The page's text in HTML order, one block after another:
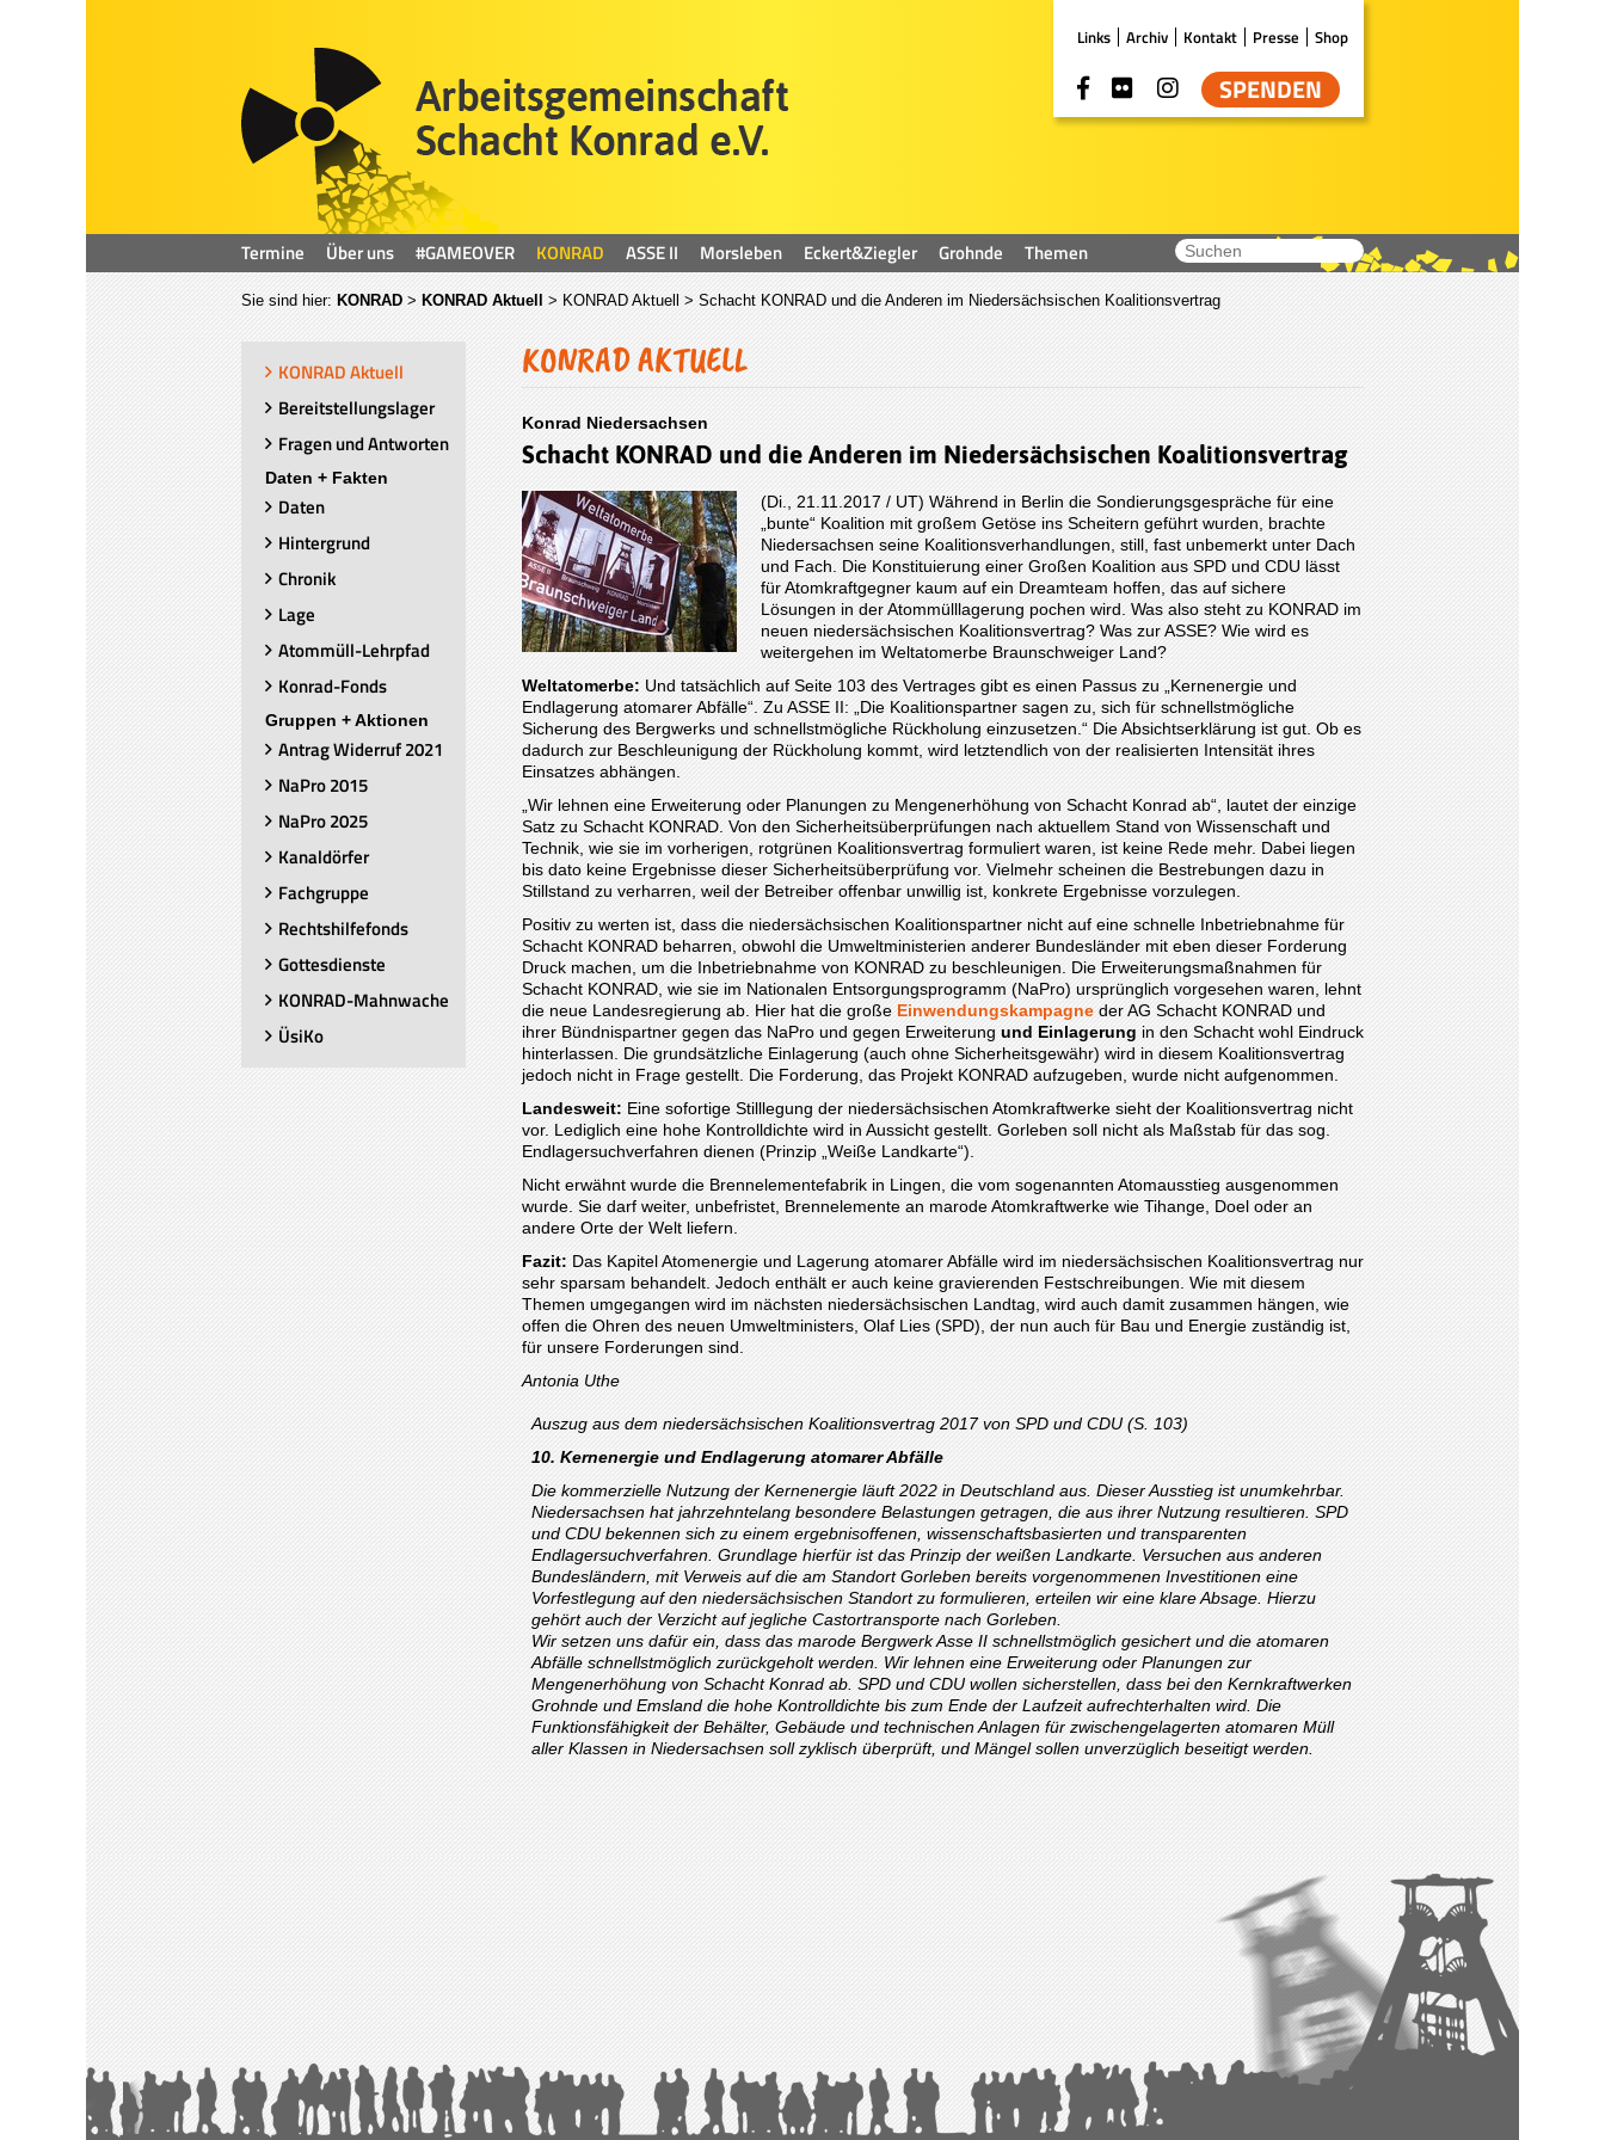
Links Archiv Kontakt Presse Shop
SPENDEN
Termine Über uns #GAMEOVER KONRAD ASSE II Morsleben Eckert&Ziegler Grohnde Themen
Sie sind hier: KONRAD > KONRAD Aktuell > KONRAD Aktuell > Schacht KONRAD und die Anderen im Niedersächsischen Koalitionsvertrag
KONRAD Aktuell
Bereitstellungslager
Fragen und Antworten
Daten + Fakten
Daten
Hintergrund
Chronik
Lage
Atommüll-Lehrpfad
Konrad-Fonds
Gruppen + Aktionen
Antrag Widerruf 2021
NaPro 2015
NaPro 2025
Kanaldörfer
Fachgruppe
Rechtshilfefonds
Gottesdienste
KONRAD-Mahnwache
ÜsiKo
KONRAD AKTUELL
Konrad Niedersachsen
Schacht KONRAD und die Anderen im Niedersächsischen Koalitionsvertrag
(Di., 21.11.2017 / UT) Während in Berlin die Sondierungsgespräche für eine
„bunte“ Koalition mit großem Getöse ins Scheitern geführt wurden, brachte
Niedersachsen seine Koalitionsverhandlungen, still, fast unbemerkt unter Dach
und Fach. Die Konstituierung einer Großen Koalition aus SPD und CDU lässt
für Atomkraftgegner kaum auf ein Dreamteam hoffen, das auf sichere
Lösungen in der Atommülllagerung pochen wird. Was also steht zu KONRAD im
neuen niedersächsischen Koalitionsvertrag? Was zur ASSE? Wie wird es
weitergehen im Weltatomerbe Braunschweiger Land?
Weltatomerbe: Und tatsächlich auf Seite 103 des Vertrages gibt es einen Passus zu „Kernenergie und
Endlagerung atomarer Abfälle“. Zu ASSE II: „Die Koalitionspartner sagen zu, sich für schnellstmögliche
Sicherung des Bergwerks und schnellstmögliche Rückholung einzusetzen.“ Die Absichtserklärung ist gut. Ob es
dadurch zur Beschleunigung der Rückholung kommt, wird letztendlich von der realisierten Intensität ihres
Einsatzes abhängen.
„Wir lehnen eine Erweiterung oder Planungen zu Mengenerhöhung von Schacht Konrad ab“, lautet der einzige
Satz zu Schacht KONRAD. Von den Sicherheitsüberprüfungen nach aktuellem Stand von Wissenschaft und
Technik, wie sie im vorherigen, rotgrünen Koalitionsvertrag formuliert waren, ist keine Rede mehr. Dabei liegen
bis dato keine Ergebnisse dieser Sicherheitsüberprüfung vor. Vielmehr scheinen die Bestrebungen dazu in
Stillstand zu verharren, weil der Betreiber offenbar unwillig ist, konkrete Ergebnisse vorzulegen.
Positiv zu werten ist, dass die niedersächsischen Koalitionspartner nicht auf eine schnelle Inbetriebnahme für
Schacht KONRAD beharren, obwohl die Umweltministerien anderer Bundesländer mit eben dieser Forderung
Druck machen, um die Inbetriebnahme von KONRAD zu beschleunigen. Die Erweiterungsmaßnahmen für
Schacht KONRAD, wie sie im Nationalen Entsorgungsprogramm (NaPro) ursprünglich vorgesehen waren, lehnt
die neue Landesregierung ab. Hier hat die große Einwendungskampagne der AG Schacht KONRAD und
ihrer Bündnispartner gegen das NaPro und gegen Erweiterung und Einlagerung in den Schacht wohl Eindruck
hinterlassen. Die grundsätzliche Einlagerung (auch ohne Sicherheitsgewähr) wird in diesem Koalitionsvertrag
jedoch nicht in Frage gestellt. Die Forderung, das Projekt KONRAD aufzugeben, wurde nicht aufgenommen.
Landesweit: Eine sofortige Stilllegung der niedersächsischen Atomkraftwerke sieht der Koalitionsvertrag nicht
vor. Lediglich eine hohe Kontrolldichte wird in Aussicht gestellt. Gorleben soll nicht als Maßstab für das sog.
Endlagersuchverfahren dienen (Prinzip „Weiße Landkarte“).
Nicht erwähnt wurde die Brennelementefabrik in Lingen, die vom sogenannten Atomausstieg ausgenommen
wurde. Sie darf weiter, unbefristet, Brennelemente an marode Atomkraftwerke wie Tihange, Doel oder an
andere Orte der Welt liefern.
Fazit: Das Kapitel Atomenergie und Lagerung atomarer Abfälle wird im niedersächsischen Koalitionsvertrag nur
sehr sparsam behandelt. Jedoch enthält er auch keine gravierenden Festschreibungen. Wie mit diesem
Themen umgegangen wird im nächsten niedersächsischen Landtag, wird auch damit zusammen hängen, wie
offen die Ohren des neuen Umweltministers, Olaf Lies (SPD), der nun auch für Bau und Energie zuständig ist,
für unsere Forderungen sind.
Antonia Uthe
Auszug aus dem niedersächsischen Koalitionsvertrag 2017 von SPD und CDU (S. 103)
10. Kernenergie und Endlagerung atomarer Abfälle
Die kommerzielle Nutzung der Kernenergie läuft 2022 in Deutschland aus. Dieser Ausstieg ist unumkehrbar.
Niedersachsen hat jahrzehntelang besondere Belastungen getragen, die aus ihrer Nutzung resultieren. SPD
und CDU bekennen sich zu einem ergebnisoffenen, wissenschaftsbasierten und transparenten
Endlagersuchverfahren. Grundlage hierfür ist das Prinzip der weißen Landkarte. Versuchen aus anderen
Bundesländern, mit Verweis auf die am Standort Gorleben bereits vorgenommenen Investitionen eine
Vorfestlegung auf den niedersächsischen Standort zu formulieren, erteilen wir eine klare Absage. Hierzu
gehört auch der Verzicht auf jegliche Castortransporte nach Gorleben.
Wir setzen uns dafür ein, dass das marode Bergwerk Asse II schnellstmöglich gesichert und die atomaren
Abfälle schnellstmöglich zurückgeholt werden. Wir lehnen eine Erweiterung oder Planungen zur
Mengenerhöhung von Schacht Konrad ab. SPD und CDU wollen sicherstellen, dass bei den Kernkraftwerken
Grohnde und Emsland die hohe Kontrolldichte bis zum Ende der Laufzeit aufrechterhalten wird. Die
Funktionsfähigkeit der Behälter, Gebäude und technischen Anlagen für zwischengelagerten atomaren Müll
aller Klassen in Niedersachsen soll zyklisch überprüft, und Mängel sollen unverzüglich beseitigt werden.